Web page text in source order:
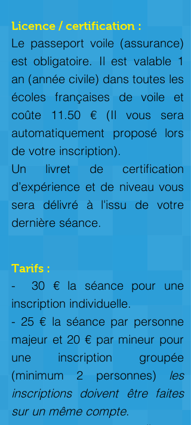
Licence / certification :
Le passeport voile (assurance)
est obligatoire. Il est valable 1
an (année civile) dans toutes les
écoles françaises de voile et
coûte 11.50 € (Il vous sera
automatiquement proposé lors
de votre inscription).
Un livret de certification
d’expérience et de niveau vous
sera délivré à l'issu de votre
dernière séance.
Tarifs :
- 30 € la séance pour une
inscription individuelle.
- 25 € la séance par personne
majeur et 20 € par mineur pour
une inscription groupée
(minimum 2 personnes) les
inscriptions doivent être faites
sur un même compte.